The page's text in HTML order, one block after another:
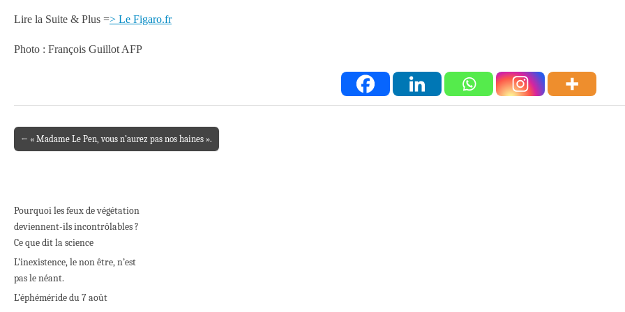
Lire la Suite & Plus => Le Figaro.fr
Photo : François Guillot AFP
Post navigation
← « Madame Le Pen, vous n’aurez pas nos haines ».
Pourquoi les feux de végétation
deviennent-ils incontrôlables ?
Ce que dit la science
L’inexistence, le non être, n’est
pas le néant.
L’éphéméride du 7 août